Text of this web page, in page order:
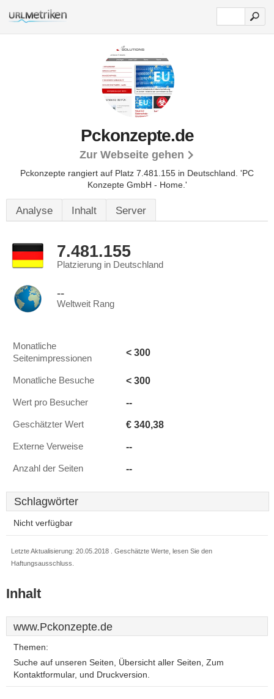
Pckonzepte.de
Zur Webseite gehen
Pckonzepte rangiert auf Platz 7.481.155 in Deutschland. 'PC
Konzepte GmbH - Home.'
Analyse Inhalt Server
7.481.155
Platzierung in Deutschland
--
Weltweit Rang
Monatliche
Seitenimpressionen
< 300
Monatliche Besuche < 300
Wert pro Besucher --
Geschätzter Wert € 340,38
Externe Verweise --
Anzahl der Seiten --
Schlagwörter
Nicht verfügbar
Letzte Aktualisierung: 20.05.2018 . Geschätzte Werte, lesen Sie den
Haftungsausschluss.
Inhalt
www.Pckonzepte.de
Themen:
Suche auf unseren Seiten, Übersicht aller Seiten, Zum
Kontaktformular, und Druckversion.